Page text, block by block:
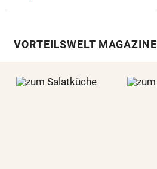
VORTEILSWELT MAGAZINE